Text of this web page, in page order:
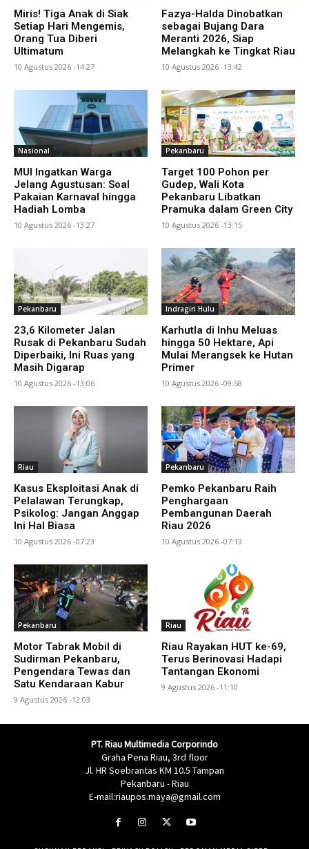
Miris! Tiga Anak di Siak
Setiap Hari Mengemis,
Orang Tua Diberi
Ultimatum
10 Agustus 2026 -14:27
Fazya-Halda Dinobatkan
sebagai Bujang Dara
Meranti 2026, Siap
Melangkah ke Tingkat Riau
10 Agustus 2026 -13:42
Nasional
MUI Ingatkan Warga
Jelang Agustusan: Soal
Pakaian Karnaval hingga
Hadiah Lomba
10 Agustus 2026 -13:27
Pekanbaru
Target 100 Pohon per
Gudep, Wali Kota
Pekanbaru Libatkan
Pramuka dalam Green City
10 Agustus 2026 -13:15
Pekanbaru
23,6 Kilometer Jalan
Rusak di Pekanbaru Sudah
Diperbaiki, Ini Ruas yang
Masih Digarap
10 Agustus 2026 -13:06
Indragiri Hulu
Karhutla di Inhu Meluas
hingga 50 Hektare, Api
Mulai Merangsek ke Hutan
Primer
10 Agustus 2026 -09:58
Riau
Kasus Eksploitasi Anak di
Pelalawan Terungkap,
Psikolog: Jangan Anggap
Ini Hal Biasa
10 Agustus 2026 -07:23
Pekanbaru
Pemko Pekanbaru Raih
Penghargaan
Pembangunan Daerah
Riau 2026
10 Agustus 2026 -07:13
Pekanbaru
Motor Tabrak Mobil di
Sudirman Pekanbaru,
Pengendara Tewas dan
Satu Kendaraan Kabur
9 Agustus 2026 -12:03
Riau
Riau Rayakan HUT ke-69,
Terus Berinovasi Hadapi
Tantangan Ekonomi
9 Agustus 2026 -11:10
PT. Riau Multimedia Corporindo
Graha Pena Riau, 3rd floor
Jl. HR Soebrantas KM 10.5 Tampan
Pekanbaru - Riau
E-mail:riaupos.maya@gmail.com